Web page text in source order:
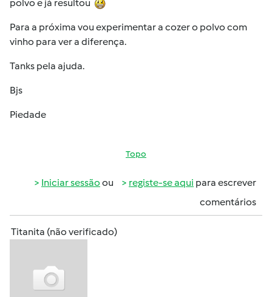
polvo e já resultou
Para a próxima vou experimentar a cozer o polvo com
vinho para ver a diferença.
Tanks pela ajuda.
Bjs
Piedade
Topo
Iniciar sessão ou registe-se aqui para escrever
comentários
Titanita (não verificado)